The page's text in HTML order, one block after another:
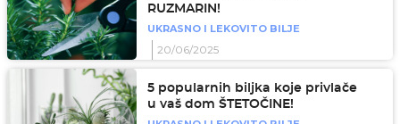
RUZMARIN!
UKRASNO I LEKOVITO BILJE
20/06/2025
5 popularnih biljka koje privlače
u vaš dom ŠTETOČINE!